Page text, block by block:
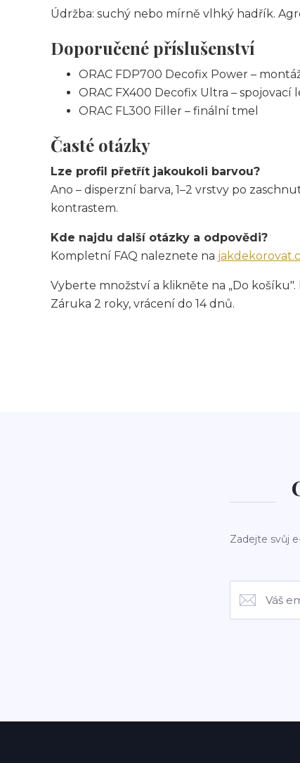
Údržba: suchý nebo mírně vlhký hadřík.
Doporučené příslušenství
ORAC FDP700 Decofix Power –
ORAC FX400 Decofix Ultra –
ORAC FL300 Filler – finální tmel
Časté otázky
Lze profil přetřít jakoukoli barvou?
Ano – disperzní barva, 1–2 vrstvy po
kontrastem.
Kde najdu další otázky a odpovědi?
Kompletní FAQ naleznete na
Vyberte množství a klikněte na „Do
Záruka 2 roky, vrácení do 14 dnů.
Zadejte svůj